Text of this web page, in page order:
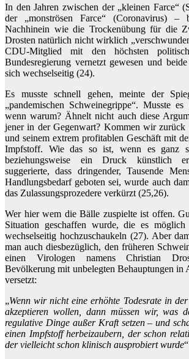
In den Jahren zwischen der „kleinen Farce“
der „monströsen Farce“ (Coronavirus)
Nachhinein wie die Trockenübung für die
Drosten natürlich nicht wirklich
CDU-Mitglied mit den höchsten
Bundesregierung vernetzt gewesen und
sich wechselseitig (24).
Es musste schnell gehen, meinte der
„pandemischen Schweinegrippe“. Musste
wenn warum? Ähnelt nicht auch diese
jener in der Gegenwart? Kommen wir
und seinem extrem profitablen Geschäft mit
Impfstoff. Wie das so ist, wenn es ganz
beziehungsweise ein Druck künstlich
suggerierte, dass dringender, Tausende
Handlungsbedarf geboten sei, wurde auch
das Zulassungsprozedere verkürzt (25,26).
Wer hier wem die Bälle zuspielte ist offen.
Situation geschaffen wurde, die es möglich
wechselseitig hochzuschaukeln (27). Aber
man auch diesbezüglich, den früheren
einen Virologen namens Christian
Bevölkerung mit unbelegten Behauptungen in
versetzt:
„Wenn wir nicht eine erhöhte Todesrate in
akzeptieren wollen, dann müssen wir, was
regulative Dinge außer Kraft setzen – und
einen Impfstoff herbeizaubern, der schon
der vielleicht schon klinisch ausprobiert wurde